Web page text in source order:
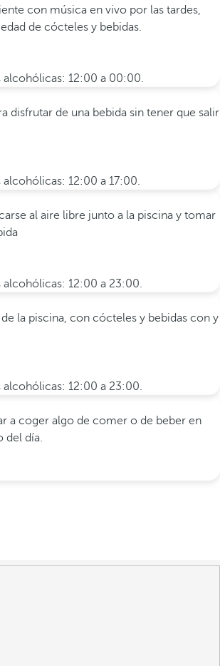
con música en vivo por las tardes,
de cócteles y bebidas.
alcohólicas: 12:00 a 00:00.
disfrutar de una bebida sin tener que salir
12:00 a 17:00.
al aire libre junto a la piscina y tomar
alcohólicas: 12:00 a 23:00.
la piscina, con cócteles y bebidas con y
alcohólicas: 12:00 a 23:00.
a coger algo de comer o de beber en
del día.